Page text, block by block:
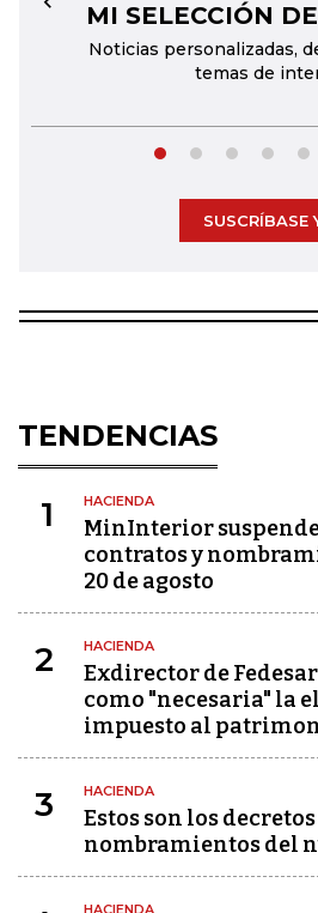
MI SELECCIÓN
Noticias personalizadas,
temas de
←
SUSCRÍBASE
TENDENCIAS
1 HACIENDA
MinInterior
contratos y
20 de agosto
2 HACIENDA
Exdirector de
como "necesaria" la
impuesto al
3 HACIENDA
Estos son los
nombramientos del
HACIENDA